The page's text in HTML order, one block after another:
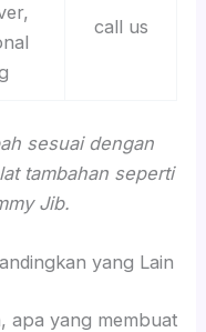
call us
sesuai dengan
tambahan seperti
Jib.
yang Lain
apa yang membuat